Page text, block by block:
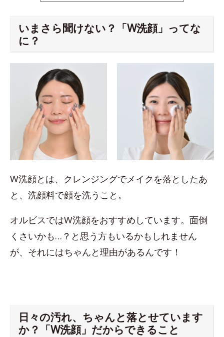
いまさら聞けない？「W洗顔」ってな
に？
W洗顔とは、クレンジングでメイクを落としたあ
と、洗顔料で顔を洗うこと。
オルビスではW洗顔をおすすめしています。面倒
くさいかも…？と思う方もいるかもしれません
が、それにはちゃんと理由があるんです！
日々の汚れ、ちゃんと落とせています
か？「W洗顔」だからできること